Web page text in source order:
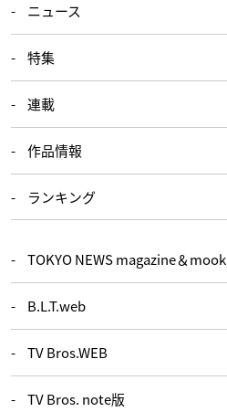
ニュース
特集
連載
作品情報
ランキング
TOKYO NEWS magazine＆mook
B.L.T.web
TV Bros.WEB
TV Bros. note版